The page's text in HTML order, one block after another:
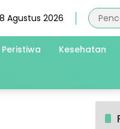
Agustus 2026
Peristiwa Kesehatan